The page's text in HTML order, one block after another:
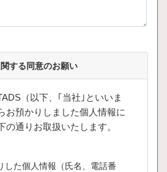
する同意のお願い
（以下、｢当社｣といいま
お預かりしました個人情報に
の通りお取扱いたします。
した個人情報（氏名、電話番